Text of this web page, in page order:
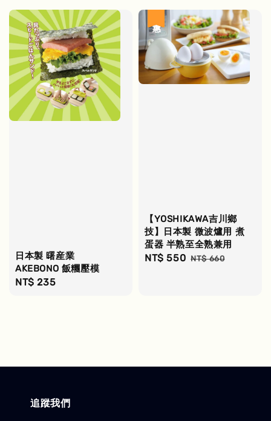
日本製 曙産業
AKEBONO 飯糰壓模
Regular
NT$ 235
【YOSHIKAWA吉川鄉
技】日本製 微波爐用 煮
蛋器 半熟至全熟兼用
Sale
NT$ 550 Regular
NT$ 660
追蹤我們